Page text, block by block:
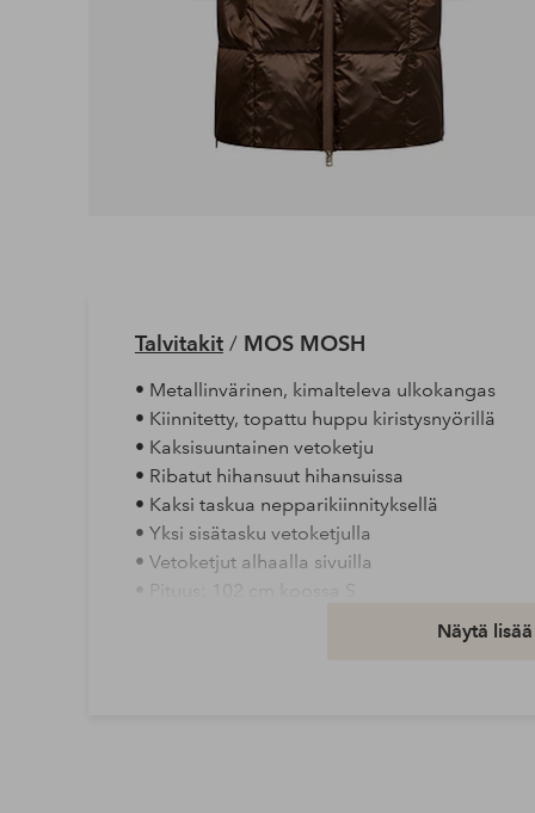
Talvitakit/ MOS MOSH
• Metallinvärinen, kimalteleva ulkokangas
• Kiinnitetty, topattu huppu kiristysnyörillä
• Kaksisuuntainen vetoketju
• Ribatut hihansuut hihansuissa
• Kaksi taskua nepparikiinnityksellä
• Yksi sisätasku vetoketjulla
• Vetoketjut alhaalla sivuilla
• Pituus: 102 cm koossa S
Näytä lisää